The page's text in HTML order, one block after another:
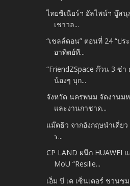
ไทยซีเนียร์ฯ อัลไพน์ฯ บู๊ส
เชาวล...
“เชลล์ดอน” ตอนที่ 24 “ป
อาทิตย์ที...
“FriendZSpace ก๊วน 3 ซ่า
น้องๆ บุก...
จังหวัด นครพนม จัดงานม
และงานกาชาด...
แม๊ตธิว จากอังกฤษนำเดี่ย
ร...
CP LAND ผนึก HUAWEI
MoU “Resilie...
เอ็ม บี เค เซ็นเตอร์ ชวนช